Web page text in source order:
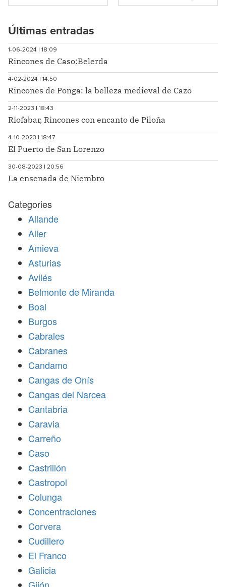
Últimas entradas
1-06-2024 | 18:09
Rincones de Caso:Belerda
4-02-2024 | 14:50
Rincones de Ponga: la belleza medieval de Cazo
2-11-2023 | 18:43
Riofabar, Rincones con encanto de Piloña
4-10-2023 | 18:47
El Puerto de San Lorenzo
30-08-2023 | 20:56
La ensenada de Niembro
Categories
Allande
Aller
Amieva
Asturias
Avilés
Belmonte de Miranda
Boal
Burgos
Cabrales
Cabranes
Candamo
Cangas de Onís
Cangas del Narcea
Cantabria
Caravia
Carreño
Caso
Castrillón
Castropol
Colunga
Concentraciones
Corvera
Cudillero
El Franco
Galicia
Gijón